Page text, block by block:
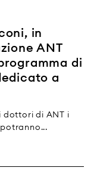
in
ANT
di
a
dottori di ANT i